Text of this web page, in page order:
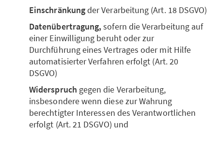
Einschränkungder Verarbeitung (Art. 18 DSGVO)
Datenübertragung,sofern die Verarbeitung auf
einer Einwilligung beruht oder zur
Durchführung eines Vertrages oder mit Hilfe
automatisierter Verfahren erfolgt (Art. 20
DSGVO)
Widerspruch gegen die Verarbeitung,
insbesondere wenn diese zur Wahrung
berechtigter Interessen des Verantwortlichen
erfolgt (Art. 21 DSGVO) und